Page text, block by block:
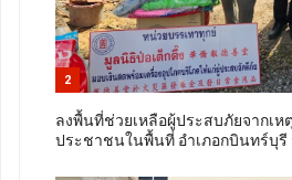
2
ลงพื้นที่ช่วยเหลือผู้ประสบภัยจากเห
ประชาชนในพื้นที่ อำเภอกบินทร์บุรี